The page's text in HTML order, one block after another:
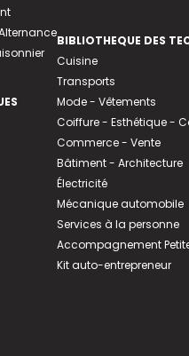
BIBLIOTHEQUE DES
Cuisine
Transports
Mode - Vêtements
Coiffure - Esthétique -
Commerce - Vente
Bâtiment - Architecture
Électricité
Mécanique automobile
Services à la personne
Accompagnement
Kit auto-entrepreneur